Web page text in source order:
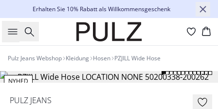
Erhalten Sie 10% Rabatt als Willkommensgeschenk
Suche
Pulz Jeans Webshop Kleidung Hosen PZJILL Wide Hose
NYHED
PULZ JEANS